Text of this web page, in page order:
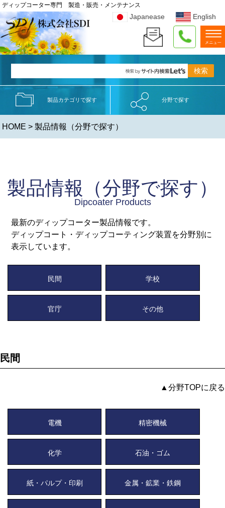
ディップコーター専門 製造・販売・メンテナンス
Japanease English
製品カテゴリで探す 分野で探す
HOME > 製品情報（分野で探す）
製品情報（分野で探す）
Dipcoater Products
最新のディップコーター製品情報です。
ディップコート・ディップコーティング装置を分野別に
表示しています。
民間 学校
官庁 その他
民間
▲分野TOPに戻る
電機 精密機械
化学 石油・ゴム
紙・パルプ・印刷 金属・鉱業・鉄鋼